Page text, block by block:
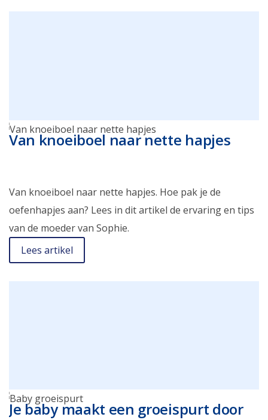
Van knoeiboel naar nette hapjes
Van knoeiboel naar nette hapjes. Hoe pak je de
oefenhapjes aan? Lees in dit artikel de ervaring en tips
van de moeder van Sophie.
Lees artikel
Je baby maakt een groeispurt door